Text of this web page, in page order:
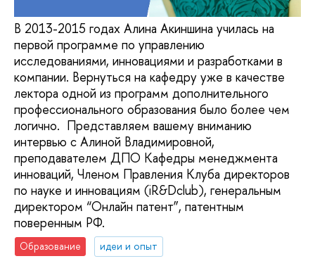
В 2013-2015 годах Алина Акиншина училась на
первой программе по управлению
исследованиями, инновациями и разработками в
компании. Вернуться на кафедру уже в качестве
лектора одной из программ дополнительного
профессионального образования было более чем
логично. Представляем вашему вниманию
интервью с Алиной Владимировной,
преподавателем ДПО Кафедры менеджмента
инноваций, Членом Правления Клуба директоров
по науке и инновациям (iR&Dclub), генеральным
директором “Онлайн патент”, патентным
поверенным РФ.
Образование
идеи и опыт